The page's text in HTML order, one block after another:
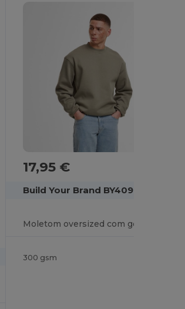
17,95 €
Build Your Brand BY409
300 gsm